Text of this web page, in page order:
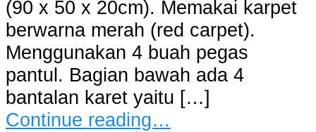
(90 x 50 x 20cm). Memakai karpet
berwarna merah (red carpet).
Menggunakan 4 buah pegas
pantul. Bagian bawah ada 4
bantalan karet yaitu […]
Continue reading…